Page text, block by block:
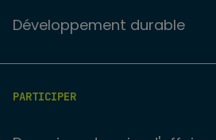
Développement durable
PARTICIPER